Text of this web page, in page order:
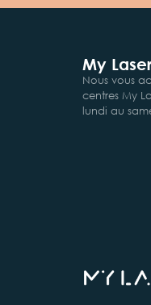
My Laser
Nous vous
centres My
lundi au